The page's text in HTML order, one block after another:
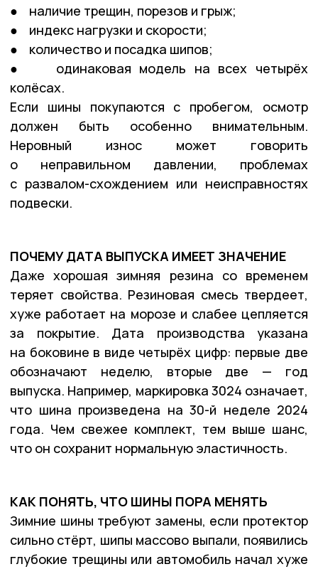
● наличие трещин, порезов и грыж;
● индекс нагрузки и скорости;
● количество и посадка шипов;
● одинаковая модель на всех четырёх
колёсах.
Если шины покупаются с пробегом, осмотр
должен быть особенно внимательным.
Неровный износ может говорить
о неправильном давлении, проблемах
с развалом-схождением или неисправностях
подвески.
ПОЧЕМУ ДАТА ВЫПУСКА ИМЕЕТ ЗНАЧЕНИЕ
Даже хорошая зимняя резина со временем
теряет свойства. Резиновая смесь твердеет,
хуже работает на морозе и слабее цепляется
за покрытие. Дата производства указана
на боковине в виде четырёх цифр: первые две
обозначают неделю, вторые две — год
выпуска. Например, маркировка 3024 означает,
что шина произведена на 30-й неделе 2024
года. Чем свежее комплект, тем выше шанс,
что он сохранит нормальную эластичность.
КАК ПОНЯТЬ, ЧТО ШИНЫ ПОРА МЕНЯТЬ
Зимние шины требуют замены, если протектор
сильно стёрт, шипы массово выпали, появились
глубокие трещины или автомобиль начал хуже